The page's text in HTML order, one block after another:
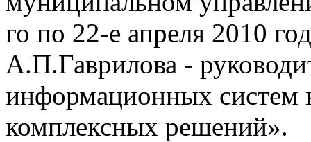
го по 22-е апреля 2010
А.П.Гаврилова -
информационных систем
комплексных решений».